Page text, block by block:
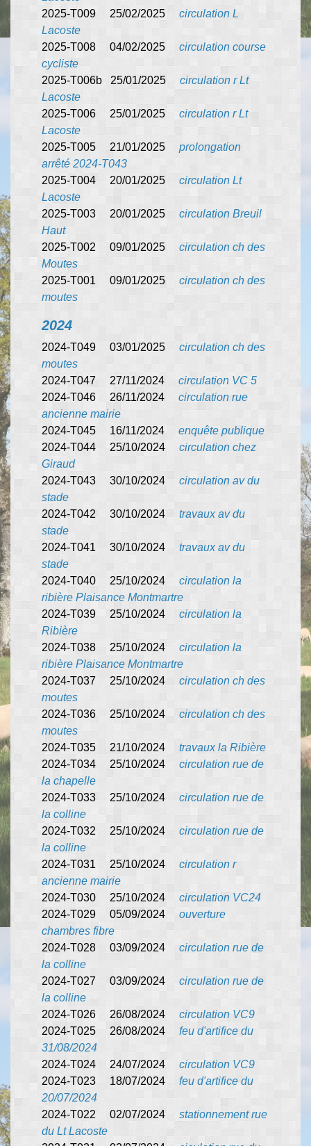
2025-T009 25/02/2025 circulation L
Lacoste
2025-T008 04/02/2025 circulation course
cycliste
2025-T006b 25/01/2025 circulation r Lt
Lacoste
2025-T006 25/01/2025 circulation r Lt
Lacoste
2025-T005 21/01/2025 prolongation
arrêté 2024-T043
2025-T004 20/01/2025 circulation Lt
Lacoste
2025-T003 20/01/2025 circulation Breuil
Haut
2025-T002 09/01/2025 circulation ch des
Moutes
2025-T001 09/01/2025 circulation ch des
moutes
2024
2024-T049 03/01/2025 circulation ch des
moutes
2024-T047 27/11/2024
circulation VC 5
2024-T046 26/11/2024 circulation rue
ancienne mairie
2024-T045 16/11/2024 enquête publique
2024-T044 25/10/2024 circulation chez
Giraud
2024-T043 30/10/2024 circulation av du
stade
2024-T042 30/10/2024 travaux av du
stade
2024-T041 30/10/2024 travaux av du
stade
2024-T040 25/10/2024 circulation la
ribière Plaisance Montmartre
2024-T039 25/10/2024 circulation la
Ribière
2024-T038 25/10/2024 circulation la
ribière Plaisance Montmartre
2024-T037 25/10/2024 circulation ch des
moutes
2024-T036 25/10/2024 circulation ch des
moutes
2024-T035 21/10/2024 travaux la Ribière
2024-T034 25/10/2024 circulation rue de
la chapelle
2024-T033 25/10/2024 circulation rue de
la colline
2024-T032 25/10/2024 circulation rue de
la colline
2024-T031 25/10/2024 circulation r
ancienne mairie
2024-T030 25/10/2024 circulation VC24
2024-T029 05/09/2024 ouverture
chambres fibre
2024-T028 03/09/2024 circulation rue de
la colline
2024-T027 03/09/2024 circulation rue de
la colline
2024-T026 26/08/2024 circulation VC9
2024-T025 26/08/2024 feu d'artifice du
31/08/2024
2024-T024 24/07/2024 circulation VC9
2024-T023 18/07/2024 feu d'artifice du
20/07/2024
2024-T022 02/07/2024 stationnement rue
du Lt Lacoste